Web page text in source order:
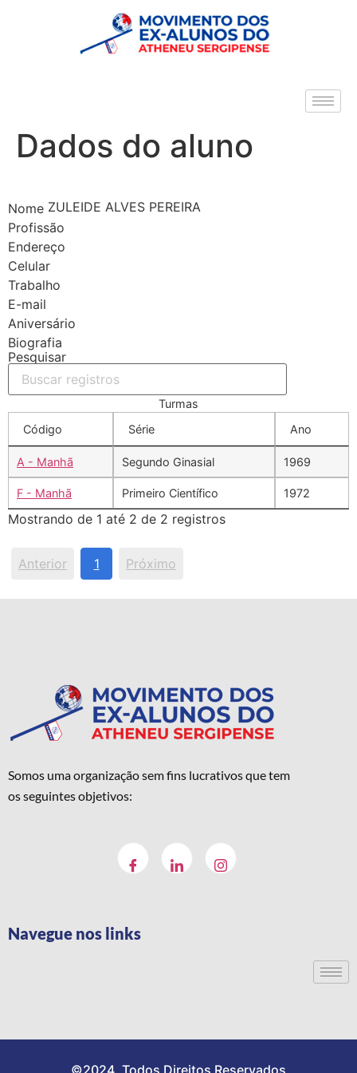
Dados do aluno
Nome ZULEIDE ALVES PEREIRA
Profissão
Endereço
Celular
Trabalho
E-mail
Aniversário
Biografia
Pesquisar
Turmas
Código
Série Ano
A - Manhã Segundo Ginasial 1969
F - Manhã Primeiro Científico 1972
Mostrando de 1 até 2 de 2 registros
Anterior 1 Próximo
Somos uma organização sem fins lucrativos que tem
os seguintes objetivos:
Navegue nos links
©2024. Todos Direitos Reservados